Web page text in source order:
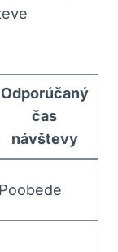
Odporúčaný
čas
návštevy
Poobede